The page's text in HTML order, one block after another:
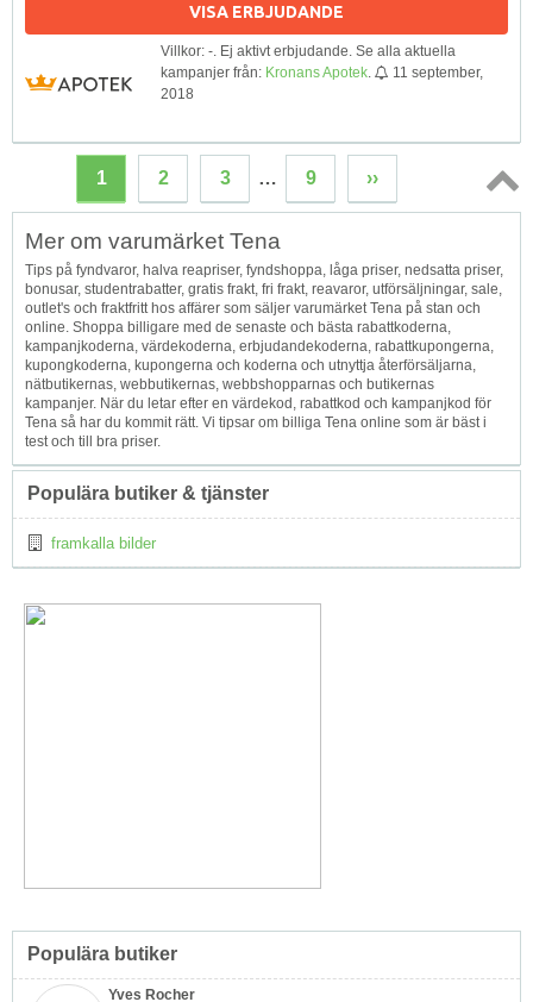
VISA ERBJUDANDE
Villkor: -. Ej aktivt erbjudande. Se alla aktuella
kampanjer från: Kronans Apotek
11 september,
2018
1 2 3 … 9 ››
Topp
Mer om varumärket Tena
Tips på fyndvaror, halva reapriser, fyndshoppa, låga priser, nedsatta priser,
bonusar, studentrabatter, gratis frakt, fri frakt, reavaror, utförsäljningar, sale,
outlet's och fraktfritt hos affärer som säljer varumärket Tena på stan och
online. Shoppa billigare med de senaste och bästa rabattkoderna,
kampanjkoderna, värdekoderna, erbjudandekoderna, rabattkupongerna,
kupongkoderna, kupongerna och koderna och utnyttja återförsäljarna,
nätbutikernas, webbutikernas, webbshopparnas och butikernas
kampanjer. När du letar efter en värdekod, rabattkod och kampanjkod för
Tena så har du kommit rätt. Vi tipsar om billiga Tena online som är bäst i
test och till bra priser.
Populära butiker & tjänster
framkalla bilder
Populära butiker
Yves Rocher